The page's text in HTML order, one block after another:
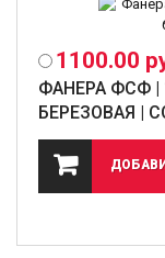
1100.00
ФАНЕРА ФСФ |
БЕРЕЗОВАЯ |